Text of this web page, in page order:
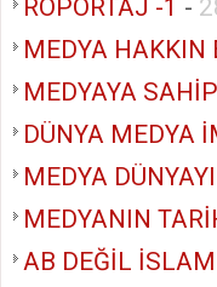
RÖPORTAJ -1 -
MEDYA HAKKIN
MEDYAYA
DÜNYA MEDYA
MEDYA
MEDYANIN
AB DEĞİL